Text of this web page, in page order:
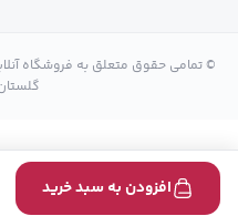
افزودن به سبد خرید
© تمامی حقوق متعلق به فروشگاه